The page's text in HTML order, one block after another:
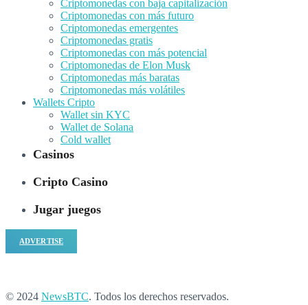
Criptomonedas con baja capitalización
Criptomonedas con más futuro
Criptomonedas emergentes
Criptomonedas gratis
Criptomonedas con más potencial
Criptomonedas de Elon Musk
Criptomonedas más baratas
Criptomonedas más volátiles
Wallets Cripto
Wallet sin KYC
Wallet de Solana
Cold wallet
Casinos
Cripto Casino
Jugar juegos
ADVERTISE
© 2024 NewsBTC. Todos los derechos reservados.